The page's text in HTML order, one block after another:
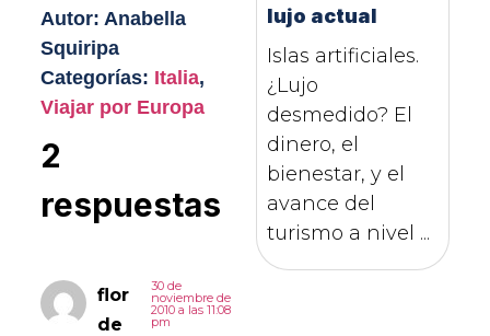
Autor: Anabella
Squiripa
Categorías: Italia,
Viajar por Europa
2
respuestas
flor
de
30 de
noviembre de
2010 a las 11:08
pm
lujo actual
Islas artificiales.
¿Lujo
desmedido? El
dinero, el
bienestar, y el
avance del
turismo a nivel ...